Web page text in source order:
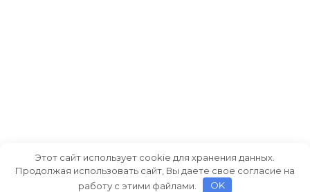
Этот сайт использует cookie для хранения данных.
Продолжая использовать сайт, Вы даете свое согласие на
работу с этими файлами.
OK